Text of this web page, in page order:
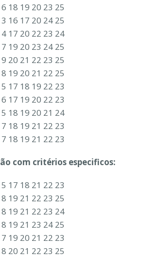
18 19 20 23 25
16 17 20 24 25
17 20 22 23 24
19 20 23 24 25
20 21 22 23 25
19 20 21 22 25
17 18 19 22 23
17 19 20 22 23
18 19 20 21 24
18 19 21 22 23
18 19 21 22 23
com critérios especificos:
17 18 21 22 23
19 21 22 23 25
19 21 22 23 24
19 21 23 24 25
19 20 21 22 23
20 21 22 23 25